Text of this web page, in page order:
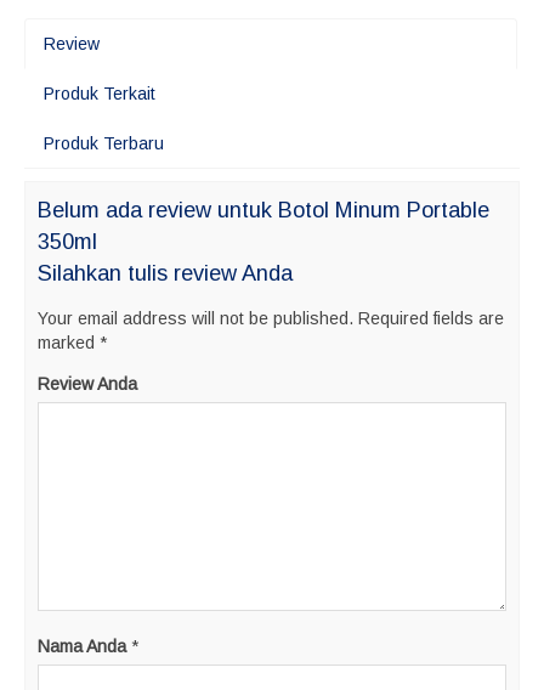
Review
Produk Terkait
Produk Terbaru
Belum ada review untuk Botol Minum Portable
350ml
Silahkan tulis review Anda
Your email address will not be published. Required fields are
marked *
Review Anda
Nama Anda *